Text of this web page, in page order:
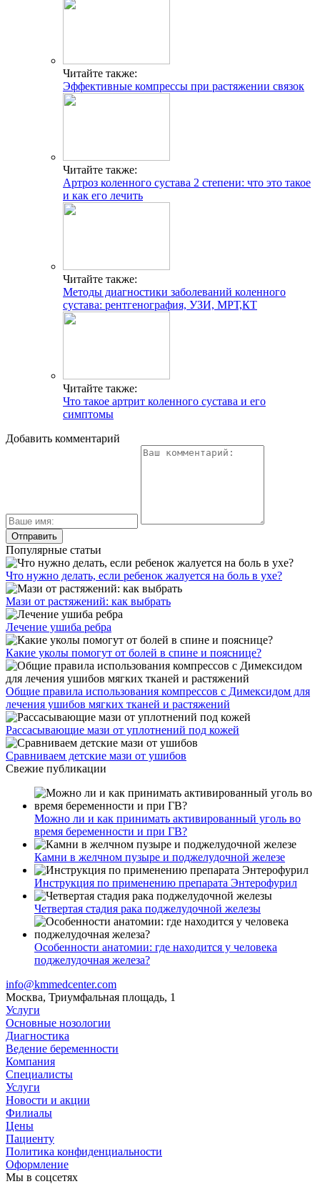
Читайте также:
Эффективные компрессы при растяжении связок
Читайте также:
Артроз коленного сустава 2 степени: что это такое
и как его лечить
Читайте также:
Методы диагностики заболеваний коленного
сустава: рентгенография, УЗИ, МРТ,КТ
Читайте также:
Что такое артрит коленного сустава и его
симптомы
Добавить комментарий
Популярные статьи
Что нужно делать, если ребенок жалуется на боль в ухе?
Мази от растяжений: как выбрать
Лечение ушиба ребра
Какие уколы помогут от болей в спине и пояснице?
Общие правила использования компрессов с Димексидом для
лечения ушибов мягких тканей и растяжений
Рассасывающие мази от уплотнений под кожей
Сравниваем детские мази от ушибов
Свежие публикации
Можно ли и как принимать активированный уголь во
время беременности и при ГВ?
Камни в желчном пузыре и поджелудочной железе
Инструкция по применению препарата Энтерофурил
Четвертая стадия рака поджелудочной железы
Особенности анатомии: где находится у человека
поджелудочная железа?
info@kmmedcenter.com
Москва, Триумфальная площадь, 1
Услуги
Основные нозологии
Диагностика
Ведение беременности
Компания
Специалисты
Услуги
Новости и акции
Филиалы
Цены
Пациенту
Политика конфиденциальности
Оформление
Мы в соцсетях